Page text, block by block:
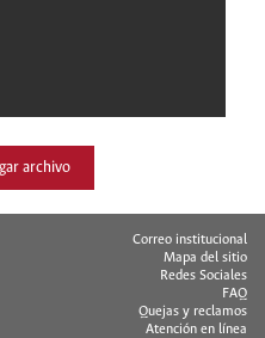
archivo
Correo institucional
Mapa del sitio
Redes Sociales
FAQ
Quejas y reclamos
Atención en línea